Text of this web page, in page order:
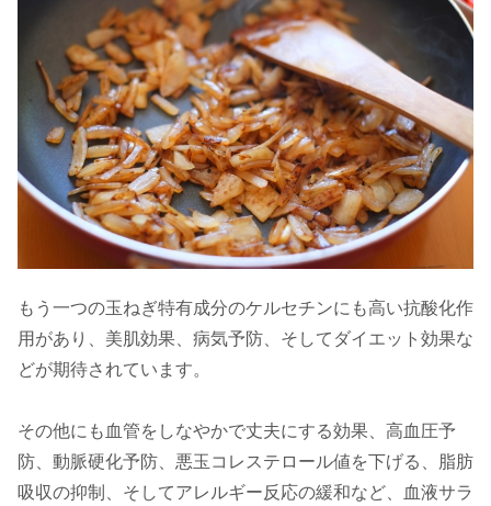
もう一つの玉ねぎ特有成分のケルセチンにも高い抗酸化作
用があり、美肌効果、病気予防、そしてダイエット効果な
どが期待されています。
その他にも血管をしなやかで丈夫にする効果、高血圧予
防、動脈硬化予防、悪玉コレステロール値を下げる、脂肪
吸収の抑制、そしてアレルギー反応の緩和など、血液サラ